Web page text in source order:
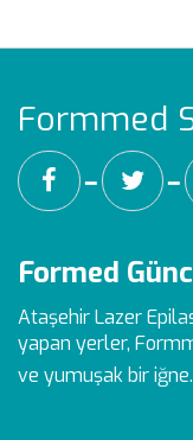
Formmed
━ ━
Formed
Ataşehir Lazer
yapan yerler,
ve yumuşak bir